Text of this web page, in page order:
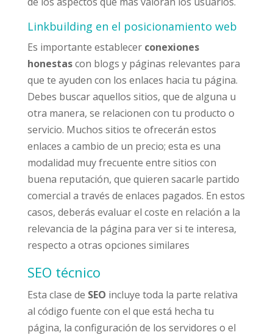
Linkbuilding en el posicionamiento web
Es importante establecer conexiones
honestascon blogs y páginas relevantes para
que te ayuden con los enlaces hacia tu página.
Debes buscar aquellos sitios, que de alguna u
otra manera, se relacionen con tu producto o
servicio. Muchos sitios te ofrecerán estos
enlaces a cambio de un precio; esta es una
modalidad muy frecuente entre sitios con
buena reputación, que quieren sacarle partido
comercial a través de enlaces pagados. En estos
casos, deberás evaluar el coste en relación a la
relevancia de la página para ver si te interesa,
respecto a otras opciones similares
SEO técnico
Esta clase de SEO incluye toda la parte relativa
al código fuente con el que está hecha tu
página, la configuración de los servidores o el